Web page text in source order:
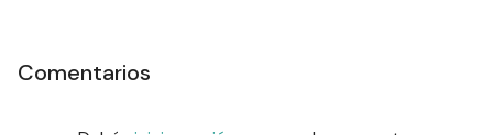
Comentarios